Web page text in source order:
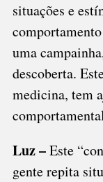
situações e
uma
descoberta.
medicina, tem
Luz –Este
gente repita